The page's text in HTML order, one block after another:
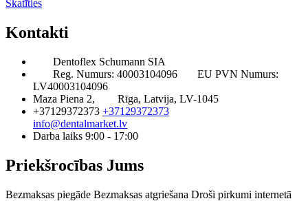
Skatīties
Kontakti
Dentoflex Schumann SIA
Reg. Numurs: 40003104096
EU PVN Numurs:
LV40003104096
Maza Piena 2,
Rīga, Latvija, LV-1045
+37129372373 +37129372373
info@dentalmarket.lv
Darba laiks 9:00 - 17:00
Priekšrocības Jums
Bezmaksas piegāde Bezmaksas atgriešana Droši pirkumi internetā